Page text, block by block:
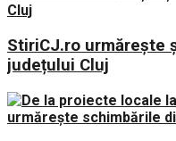
StiriCJ.ro urmărește
județului Cluj